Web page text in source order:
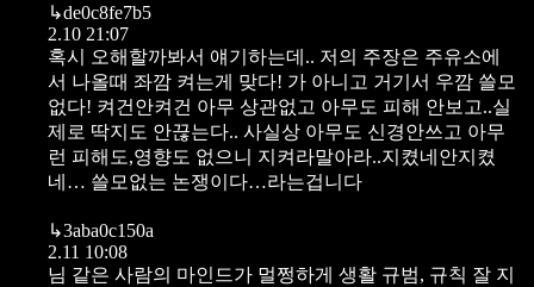
↳de0c8fe7b5
2.10 21:07
혹시 오해할까봐서 얘기하는데.. 저의 주장은 주유소에
서 나올때 좌깜 켜는게 맞다! 가 아니고 거기서 우깜 쓸모
없다! 켜건안켜건 아무 상관없고 아무도 피해 안보고..실
제로 딱지도 안끊는다.. 사실상 아무도 신경안쓰고 아무
런 피해도,영향도 없으니 지켜라말아라..지켰네안지켰
네… 쓸모없는 논쟁이다…라는겁니다
↳3aba0c150a
2.11 10:08
님 같은 사람의 마인드가 멀쩡하게 생활 규범, 규칙 잘 지